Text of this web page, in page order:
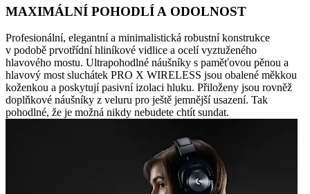
MAXIMÁLNÍ POHODLÍ A ODOLNOST
Profesionální, elegantní a minimalistická robustní konstrukce
v podobě prvotřídní hliníkové vidlice a ocelí vyztuženého
hlavového mostu. Ultrapohodlné náušníky s paměťovou pěnou a
hlavový most sluchátek PRO X WIRELESS jsou obalené měkkou
koženkou a poskytují pasivní izolaci hluku. Přiloženy jsou rovněž
doplňkové náušníky z veluru pro ještě jemnější usazení. Tak
pohodlné, že je možná nikdy nebudete chtít sundat.